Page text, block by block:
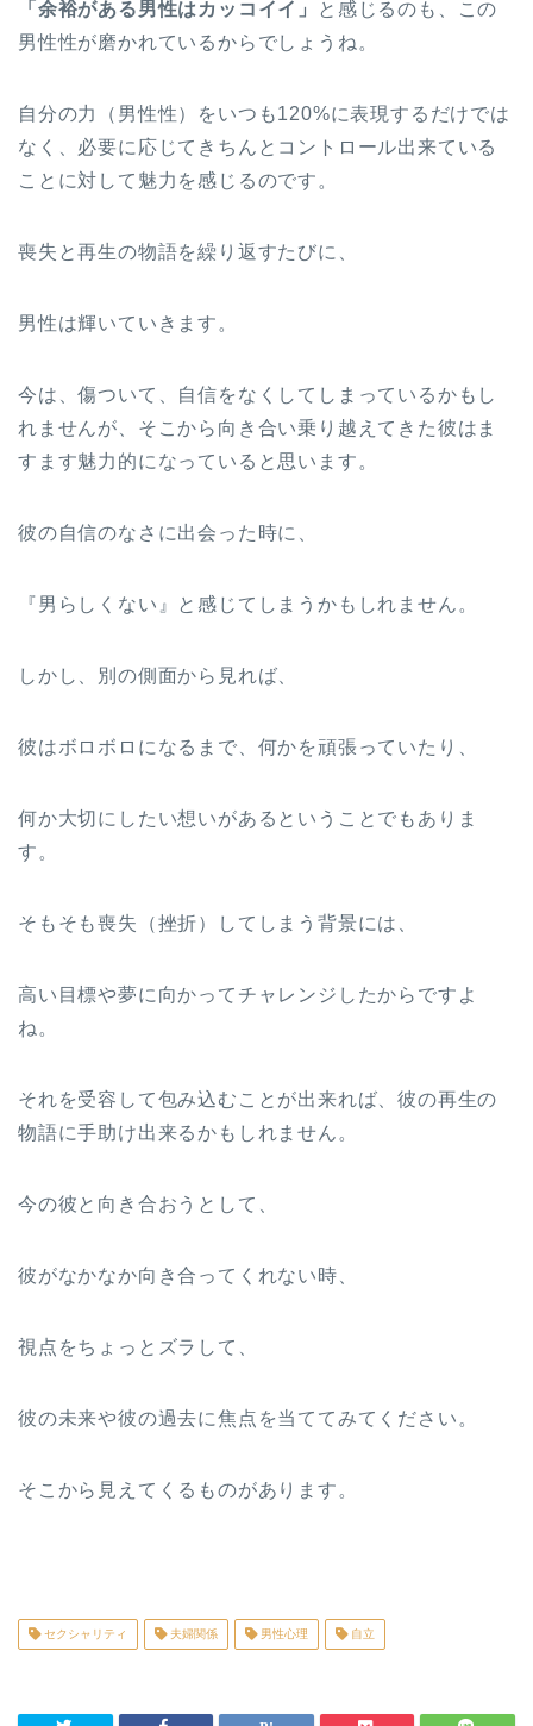
「余裕がある男性はカッコイイ」
と感じるのも、この
男性性が磨かれているからでしょうね。
自分の力（男性性）をいつも120%に表現するだけでは
なく、必要に応じてきちんとコントロール出来ている
ことに対して魅力を感じるのです。
喪失と再生の物語を繰り返すたびに、
男性は輝いていきます。
今は、傷ついて、自信をなくしてしまっているかもし
れませんが、そこから向き合い乗り越えてきた彼はま
すます魅力的になっていると思います。
彼の自信のなさに出会った時に、
『男らしくない』と感じてしまうかもしれません。
しかし、別の側面から見れば、
彼はボロボロになるまで、何かを頑張っていたり、
何か大切にしたい想いがあるということでもありま
す。
そもそも喪失（挫折）してしまう背景には、
高い目標や夢に向かってチャレンジしたからですよ
ね。
それを受容して包み込むことが出来れば、彼の再生の
物語に手助け出来るかもしれません。
今の彼と向き合おうとして、
彼がなかなか向き合ってくれない時、
視点をちょっとズラして、
彼の未来や彼の過去に焦点を当ててみてください。
そこから見えてくるものがあります。
セクシャリティ 夫婦関係 男性心理 自立